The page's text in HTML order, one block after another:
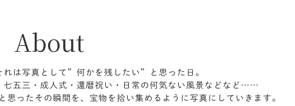
About
れは写真として”何かを残したい”と思った日。
七五三・成人式・還暦祝い・日常の何気ない風景などなど……
ったその瞬間を、宝物を拾い集めるように写真にしていきます。